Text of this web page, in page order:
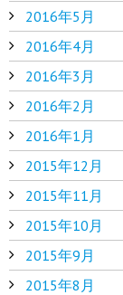
2016年5月
2016年4月
2016年3月
2016年2月
2016年1月
2015年12月
2015年11月
2015年10月
2015年9月
2015年8月